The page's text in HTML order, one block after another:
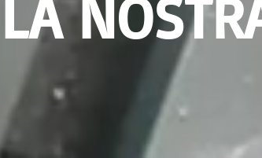
LA